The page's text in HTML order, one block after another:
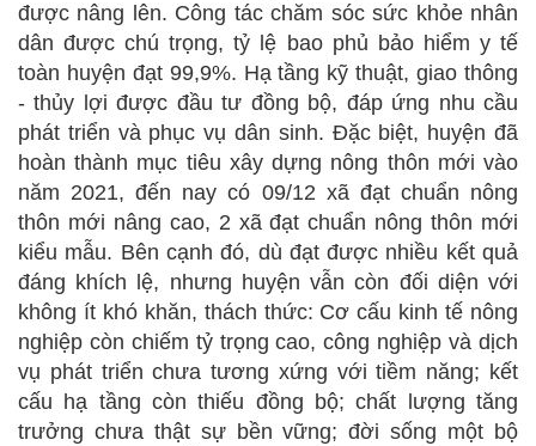
được nâng lên. Công tác chăm sóc sức khỏe nhân
dân được chú trọng, tỷ lệ bao phủ bảo hiểm y tế
toàn huyện đạt 99,9%. Hạ tầng kỹ thuật, giao thông
- thủy lợi được đầu tư đồng bộ, đáp ứng nhu cầu
phát triển và phục vụ dân sinh. Đặc biệt, huyện đã
hoàn thành mục tiêu xây dựng nông thôn mới vào
năm 2021, đến nay có 09/12 xã đạt chuẩn nông
thôn mới nâng cao, 2 xã đạt chuẩn nông thôn mới
kiểu mẫu. Bên cạnh đó, dù đạt được nhiều kết quả
đáng khích lệ, nhưng huyện vẫn còn đối diện với
không ít khó khăn, thách thức: Cơ cấu kinh tế nông
nghiệp còn chiếm tỷ trọng cao, công nghiệp và dịch
vụ phát triển chưa tương xứng với tiềm năng; kết
cấu hạ tầng còn thiếu đồng bộ; chất lượng tăng
trưởng chưa thật sự bền vững; đời sống một bộ